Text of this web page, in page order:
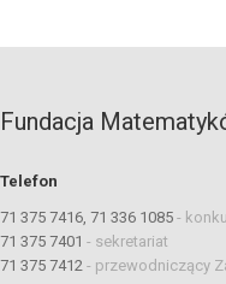
Fundacja
Telefon
71 375 7416, 71 336 1085 -
71 375 7401 - sekretariat
71 375 7412 - przewodniczący